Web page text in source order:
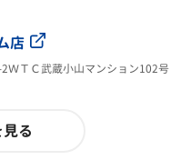
店
ＷＴＣ武蔵小山マンション102号
る